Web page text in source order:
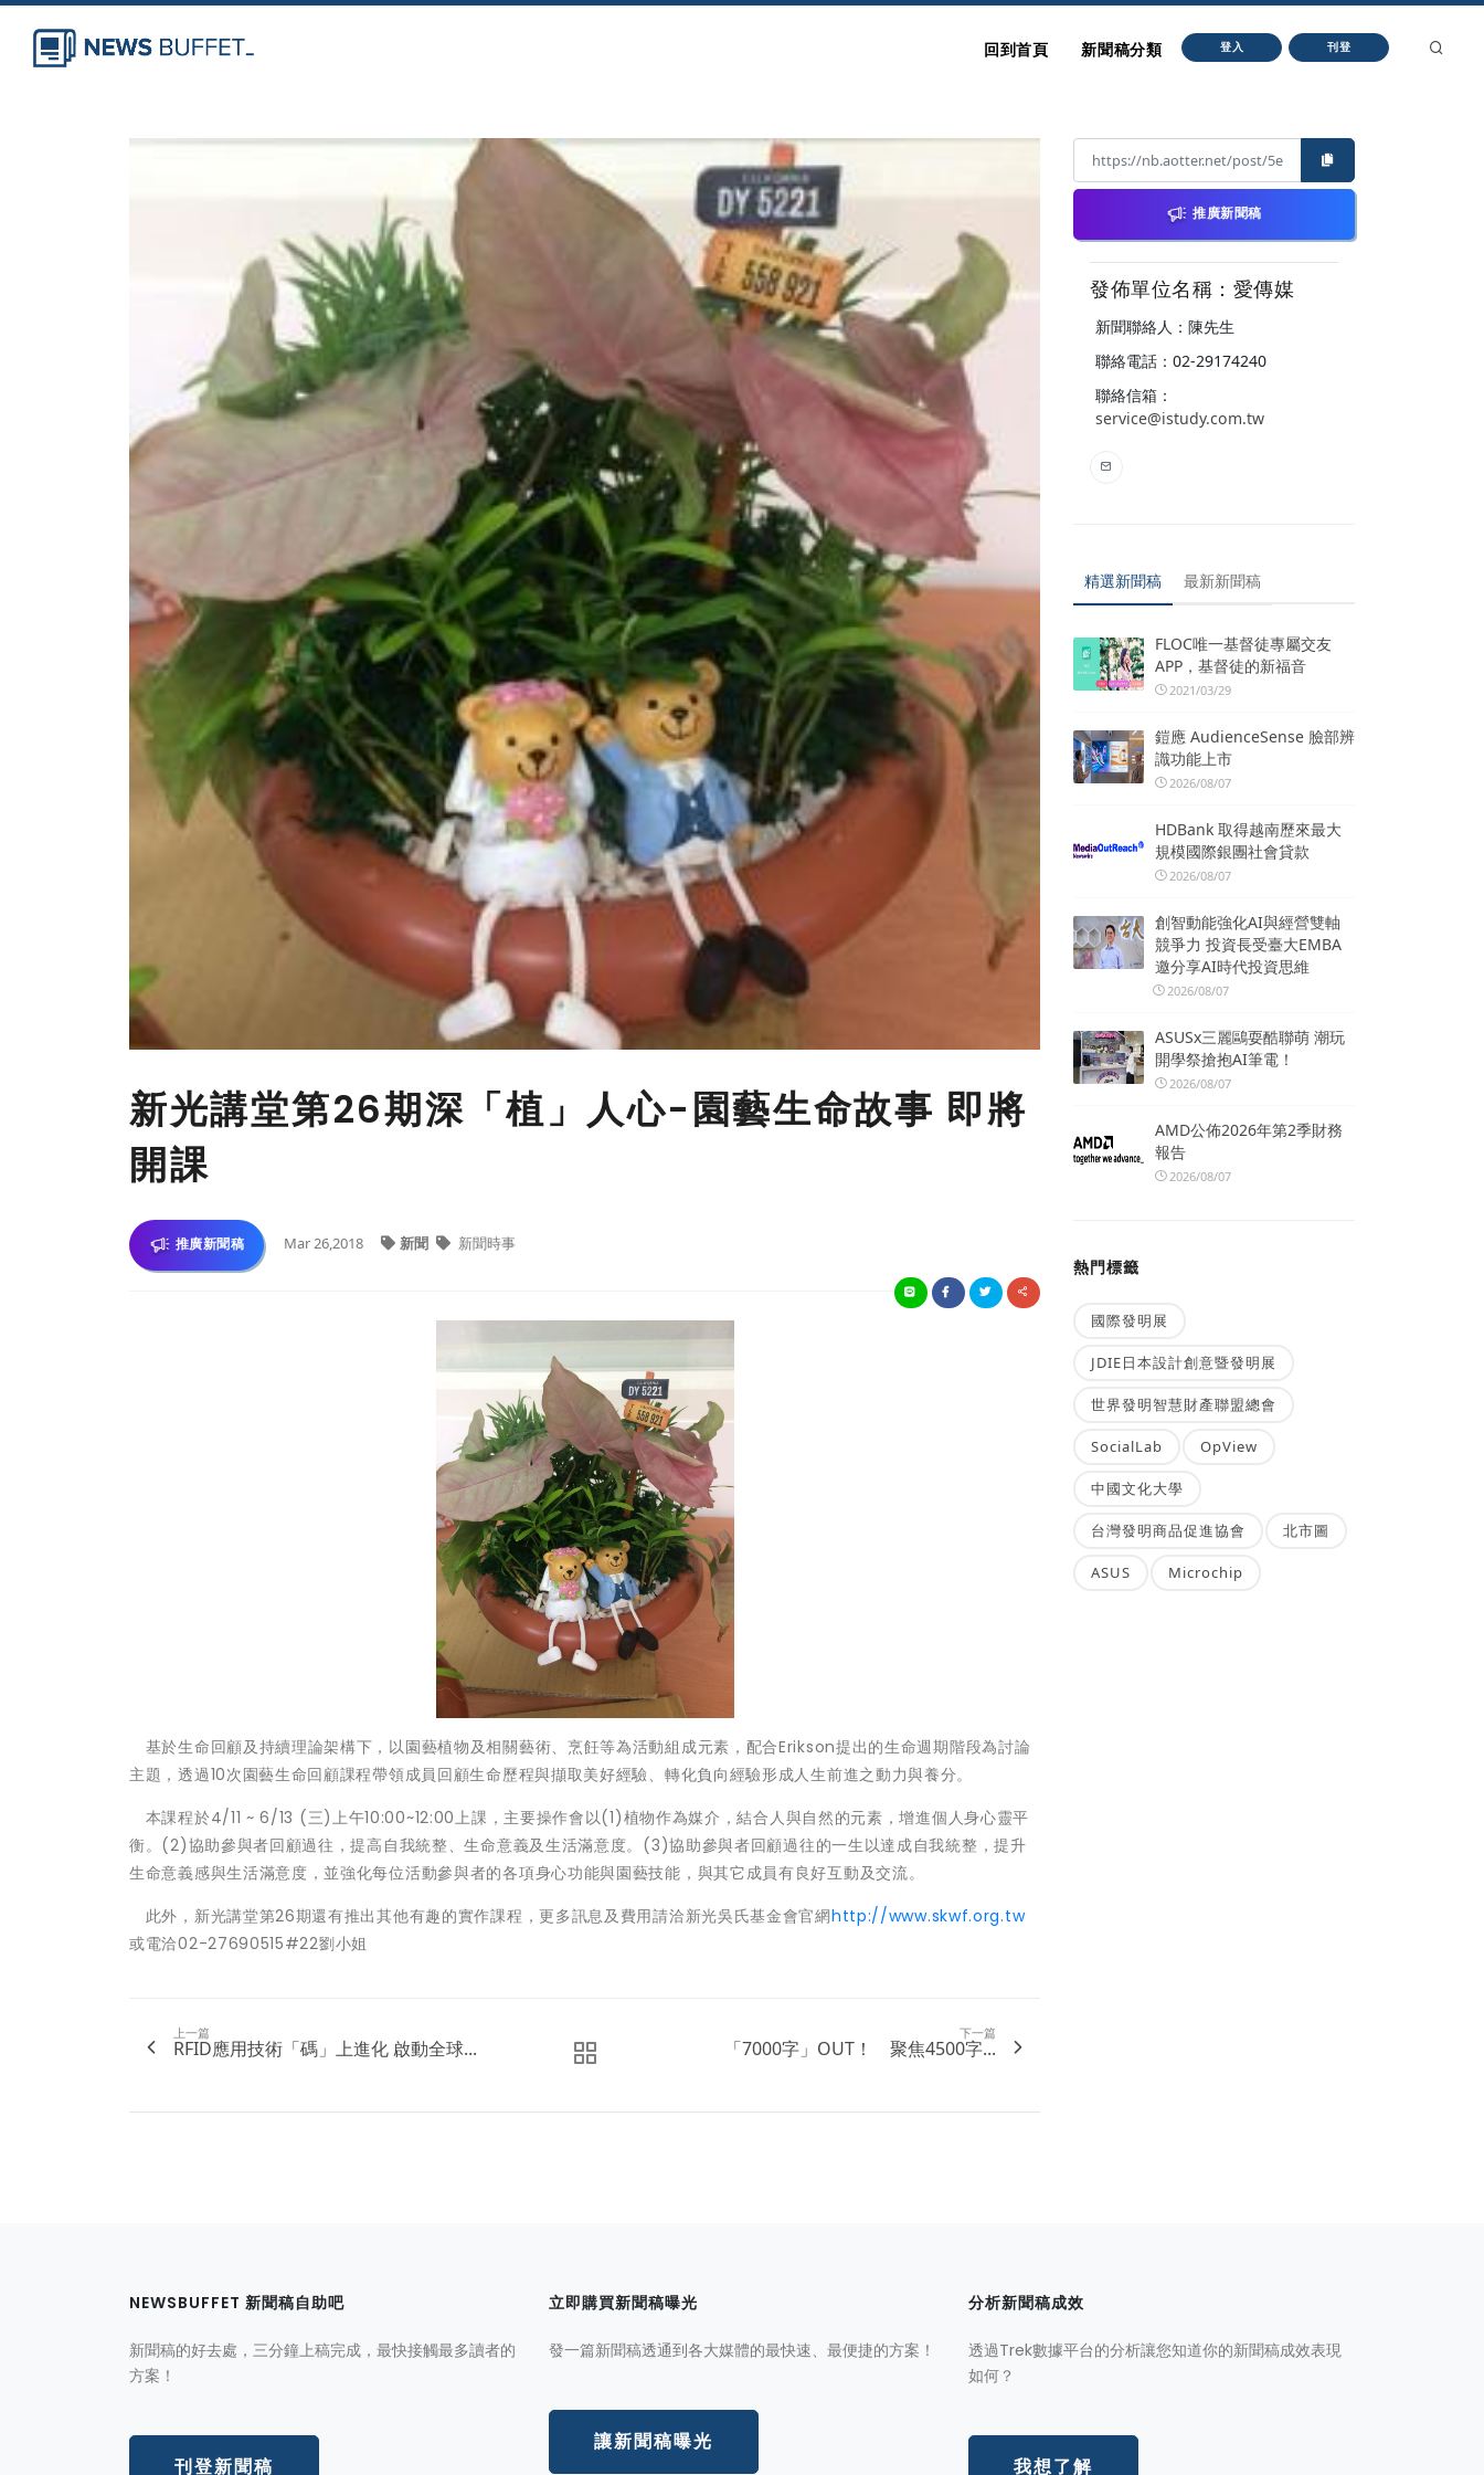
回到首頁 新聞稿分類 登入 刊登
新光講堂第26期深「植」人心-園藝生命故事 即將
開課
推廣新聞稿 Mar 26,2018 新聞 新聞時事
基於生命回顧及持續理論架構下，以園藝植物及相關藝術、烹飪等為活動組成元素，配合Erikson提出的生命週期階段為討論
主題，透過10次園藝生命回顧課程帶領成員回顧生命歷程與擷取美好經驗、轉化負向經驗形成人生前進之動力與養分。
本課程於4/11 ~ 6/13 (三)上午10:00~12:00上課，主要操作會以(1)植物作為媒介，結合人與自然的元素，增進個人身心靈平
衡。(2)協助參與者回顧過往，提高自我統整、生命意義及生活滿意度。(3)協助參與者回顧過往的一生以達成自我統整，提升
生命意義感與生活滿意度，並強化每位活動參與者的各項身心功能與園藝技能，與其它成員有良好互動及交流。
此外，新光講堂第26期還有推出其他有趣的實作課程，更多訊息及費用請洽新光吳氏基金會官網http://www.skwf.org.tw
或電洽02-27690515#22劉小姐
上一篇
RFID應用技術「碼」上進化 啟動全球...
下一篇
「7000字」OUT！ 聚焦4500字...
推廣新聞稿
發佈單位名稱：愛傳媒
新聞聯絡人：陳先生
聯絡電話：02-29174240
聯絡信箱：
service@istudy.com.tw
精選新聞稿 最新新聞稿
FLOC唯一基督徒專屬交友
APP，基督徒的新福音
2021/03/29
鎧應 AudienceSense 臉部辨
識功能上市
2026/08/07
HDBank 取得越南歷來最大
規模國際銀團社會貸款
2026/08/07
創智動能強化AI與經營雙軸
競爭力 投資長受臺大EMBA
邀分享AI時代投資思維
2026/08/07
ASUSx三麗鷗耍酷聯萌 潮玩
開學祭搶抱AI筆電！
2026/08/07
AMD公佈2026年第2季財務
報告
2026/08/07
熱門標籤
國際發明展
JDIE日本設計創意暨發明展
世界發明智慧財產聯盟總會
SocialLab OpView
中國文化大學
台灣發明商品促進協會 北市圖
ASUS Microchip
NEWSBUFFET 新聞稿自助吧
新聞稿的好去處，三分鐘上稿完成，最快接觸最多讀者的
方案！
刊登新聞稿
立即購買新聞稿曝光
發一篇新聞稿透通到各大媒體的最快速、最便捷的方案！
讓新聞稿曝光
分析新聞稿成效
透過Trek數據平台的分析讓您知道你的新聞稿成效表現
如何？
我想了解